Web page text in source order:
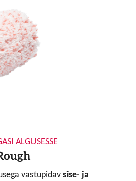
ALGUSESSE
vastupidavsise- ja